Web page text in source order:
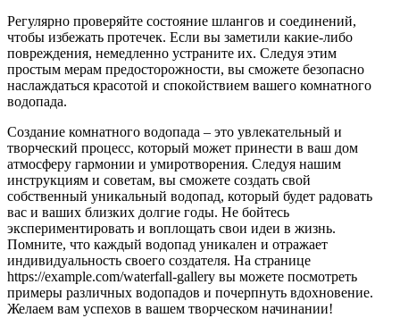
Регулярно проверяйте состояние шлангов и соединений,
чтобы избежать протечек. Если вы заметили какие-либо
повреждения, немедленно устраните их. Следуя этим
простым мерам предосторожности, вы сможете безопасно
наслаждаться красотой и спокойствием вашего комнатного
водопада.
Создание комнатного водопада – это увлекательный и
творческий процесс, который может принести в ваш дом
атмосферу гармонии и умиротворения. Следуя нашим
инструкциям и советам, вы сможете создать свой
собственный уникальный водопад, который будет радовать
вас и ваших близких долгие годы. Не бойтесь
экспериментировать и воплощать свои идеи в жизнь.
Помните, что каждый водопад уникален и отражает
индивидуальность своего создателя. На странице
https://example.com/waterfall-gallery вы можете посмотреть
примеры различных водопадов и почерпнуть вдохновение.
Желаем вам успехов в вашем творческом начинании!